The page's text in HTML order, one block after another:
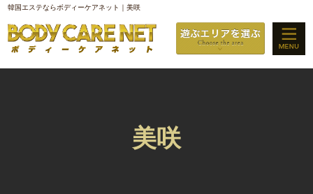
韓国エステならボディーケアネット｜美咲
美咲